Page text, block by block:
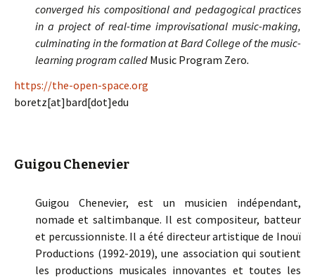
converged his compositional and pedagogical practices
in a project of real-time improvisational music-making,
culminating in the formation at Bard College of the music-
learning program called Music Program Zero.
https://the-open-space.org
boretz[at]bard[dot]edu
Guigou Chenevier
Guigou Chenevier, est un musicien indépendant,
nomade et saltimbanque. Il est compositeur, batteur
et percussionniste. Il a été directeur artistique de Inouï
Productions (1992-2019), une association qui soutient
les productions musicales innovantes et toutes les